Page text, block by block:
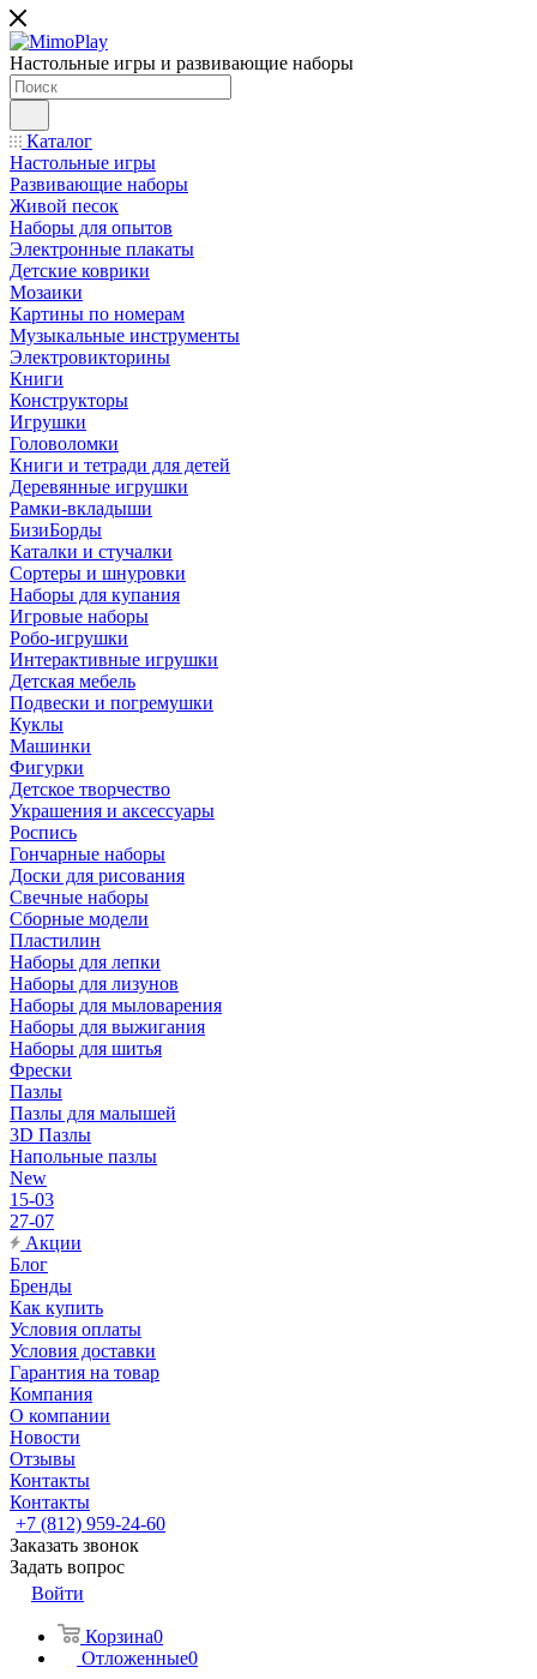
Настольные игры и развивающие наборы
Каталог
Настольные игры
Развивающие наборы
Живой песок
Наборы для опытов
Электронные плакаты
Детские коврики
Мозаики
Картины по номерам
Музыкальные инструменты
Электровикторины
Книги
Конструкторы
Игрушки
Головоломки
Книги и тетради для детей
Деревянные игрушки
Рамки-вкладыши
БизиБорды
Каталки и стучалки
Сортеры и шнуровки
Наборы для купания
Игровые наборы
Робо-игрушки
Интерактивные игрушки
Детская мебель
Подвески и погремушки
Куклы
Машинки
Фигурки
Детское творчество
Украшения и аксессуары
Роспись
Гончарные наборы
Доски для рисования
Свечные наборы
Сборные модели
Пластилин
Наборы для лепки
Наборы для лизунов
Наборы для мыловарения
Наборы для выжигания
Наборы для шитья
Фрески
Пазлы
Пазлы для малышей
3D Пазлы
Напольные пазлы
New
15-03
27-07
Акции
Блог
Бренды
Как купить
Условия оплаты
Условия доставки
Гарантия на товар
Компания
О компании
Новости
Отзывы
Контакты
Контакты
+7 (812) 959-24-60
Заказать звонок
Задать вопрос
Войти
Корзина0
Отложенные0